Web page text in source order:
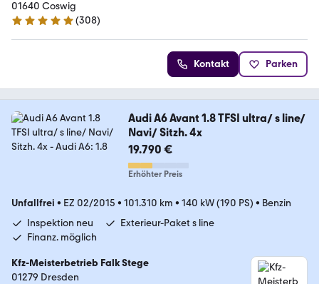
01640 Coswig
4.9 Sterne
(308)
Kontakt Parken
Audi A6 Avant 1.8 TFSI ultra/ s line/
Navi/ Sitzh. 4x
19.790 €
Erhöhter Preis
Unfallfrei • EZ 02/2015 • 101.310 km • 140 kW (190 PS) • Benzin
Inspektion neu
Exterieur-Paket s line
Finanz. möglich
Kfz-Meisterbetrieb Falk Stege
01279 Dresden